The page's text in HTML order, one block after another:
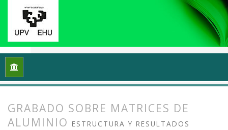
Inicio
GRABADO SOBRE MATRICES DE
ALUMINIO ESTRUCTURA Y RESULTADOS